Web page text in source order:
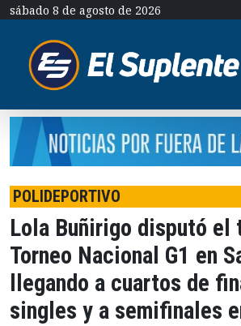
sábado 8 de agosto de 2026
POLIDEPORTIVO
Lola Buñirigo disputó el
Torneo Nacional G1 en
llegando a cuartos de
singles y a semifinales